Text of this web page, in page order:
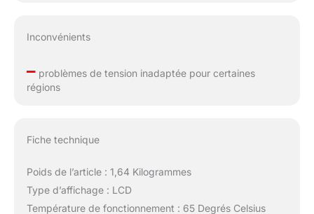
Inconvénients
–problèmes de tension inadaptée pour certaines
régions
Fiche technique
Poids de l’article : 1,64 Kilogrammes
Type d’affichage : LCD
Température de fonctionnement : 65 Degrés Celsius